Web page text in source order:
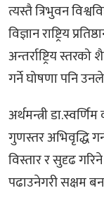
त्यस्तै त्रिभुवन
विज्ञान राष्ट्रिय
अन्तर्राष्ट्रिय
गर्ने घोषणा पनि
अर्थमन्त्री
गुणस्तर अभिवृद्धि
विस्तार र सुदृढ
पढाउनेगरी सक्षम